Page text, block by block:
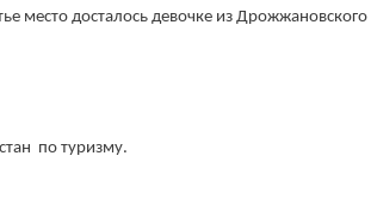
место досталось девочке из Дрожжановского
по туризму.